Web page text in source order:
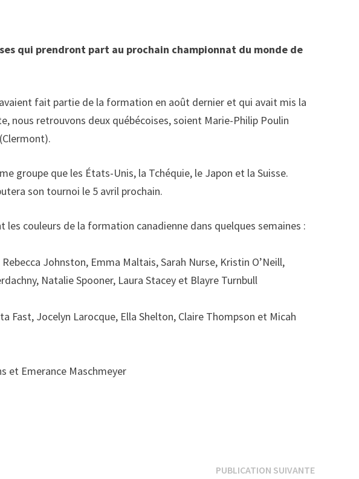
qui prendront part au prochain championnat du monde de
fait partie de la formation en août dernier et qui avait mis la
nous retrouvons deux québécoises, soient Marie-Philip Poulin
groupe que les États-Unis, la Tchéquie, le Japon et la Suisse.
son tournoi le 5 avril prochain.
couleurs de la formation canadienne dans quelques semaines :
Johnston, Emma Maltais, Sarah Nurse, Kristin O’Neill,
Natalie Spooner, Laura Stacey et Blayre Turnbull
Fast, Jocelyn Larocque, Ella Shelton, Claire Thompson et Micah
et Emerance Maschmeyer
PUBLICATION SUIVANTEPublication